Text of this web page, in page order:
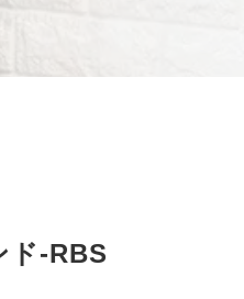
ド-RBS